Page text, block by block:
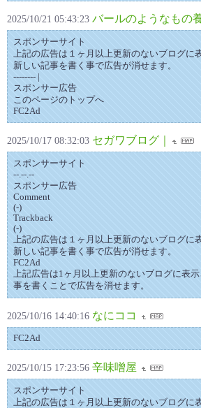
2025/10/21 05:43:23 バールのようなもの
スポンサーサイト
上記の広告は１ヶ月以上更新のないブログに
新しい記事を書く事で広告が消せます。
-------- |
スポンサー広告
このページのトップへ
FC2Ad
2025/10/17 08:32:03 セガワブログ｜
スポンサーサイト
--.--.--
スポンサー広告
Comment
(-)
Trackback
(-)
上記の広告は１ヶ月以上更新のないブログに
新しい記事を書く事で広告が消せます。
FC2Ad
上記広告は1ヶ月以上更新のないブログに表
事を書くことで広告を消せます。
2025/10/16 14:40:16 なにココ
FC2Ad
2025/10/15 17:23:56 辛味噌屋
スポンサーサイト
上記の広告は１ヶ月以上更新のないブログに